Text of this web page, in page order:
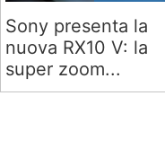
Sony presenta la
nuova RX10 V: la
super zoom...